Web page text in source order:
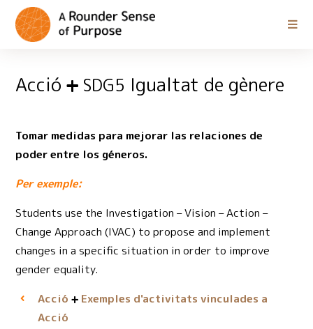
Acció SDG5 Igualtat de gènere
Tomar medidas para mejorar las relaciones de
poder entre los géneros.
Per exemple:
Students use the Investigation – Vision – Action –
Change Approach (IVAC) to propose and implement
changes in a specific situation in order to improve
gender equality.
Acció
Exemples d'activitats vinculades a
Acció